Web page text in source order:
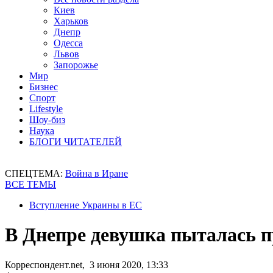
Киев
Харьков
Днепр
Одесса
Львов
Запорожье
Мир
Бизнес
Спорт
Lifestyle
Шоу-биз
Наука
БЛОГИ ЧИТАТЕЛЕЙ
СПЕЦТЕМА: Война в Иране
ВСЕ ТЕМЫ
Вступление Украины в ЕС
В Днепре девушка пыталась
Корреспондент.net, 3 июня 2020, 13:33